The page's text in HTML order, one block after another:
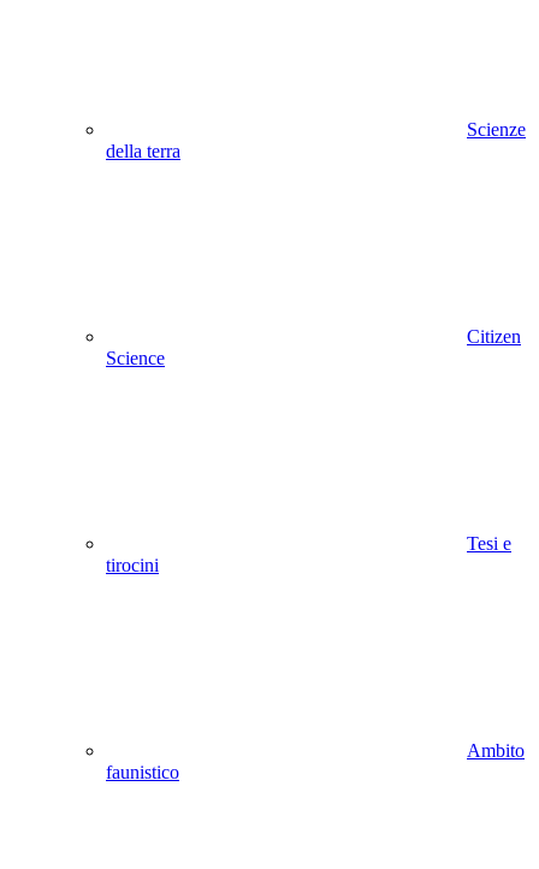
Scienze
della terra
Citizen
Science
Tesi e
tirocini
Ambito
faunistico